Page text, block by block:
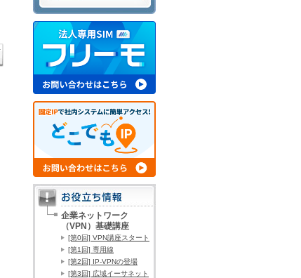
企業ネットワーク
（VPN）基礎講座
[第0回] VPN講座スタート
[第1回] 専用線
[第2回] IP-VPNの登場
[第3回] 広域イーサネット